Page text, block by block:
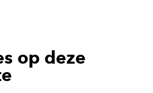
op deze
Digitalisering in de
Digitalisering